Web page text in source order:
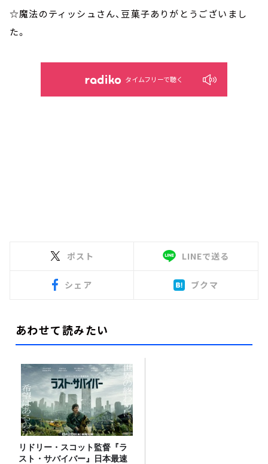
☆魔法のティッシュさん、豆菓子ありがとうございまし
た。
タイムフリーで聴く
ポスト LINEで送る
シェア ブクマ
あわせて読みたい
リドリー・スコット監督『ラ
スト・サバイバー』日本最速